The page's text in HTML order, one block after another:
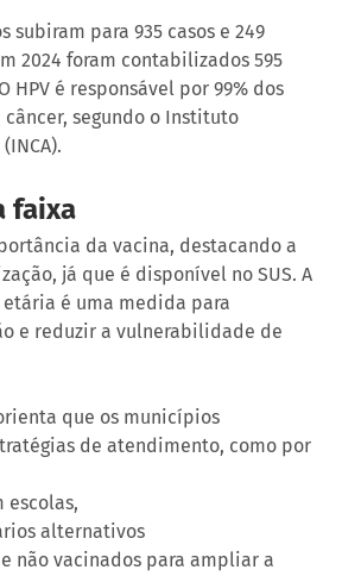
subiram para 935 casos e 249
2024 foram contabilizados 595
HPV é responsável por 99% dos
câncer, segundo o Instituto
faixa
da vacina, destacando a
já que é disponível no SUS. A
é uma medida para
e reduzir a vulnerabilidade de
que os municípios
de atendimento, como por
escolas,
alternativos
não vacinados para ampliar a